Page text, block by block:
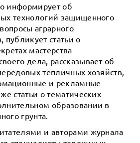
информирует об
технологий защищенного
аграрного
публикует статьи о
мастерства
дела, рассказывает об
тепличных хозяйств,
и рекламные
статьи о тематических
образовании в
грунта.
и авторами журнала